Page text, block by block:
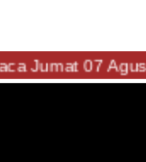
Jumat 07